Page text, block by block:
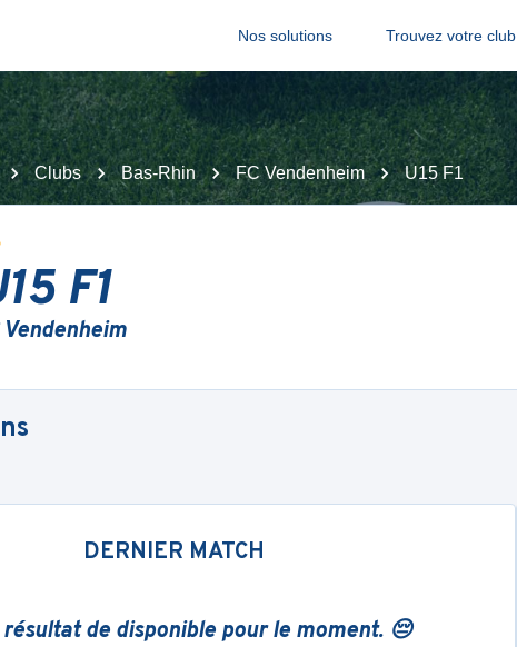
Nos solutions Trouvez votre club
Clubs Bas-Rhin FC Vendenheim U15 F1
F1
Vendenheim
DERNIER MATCH
de disponible pour le moment. 😔